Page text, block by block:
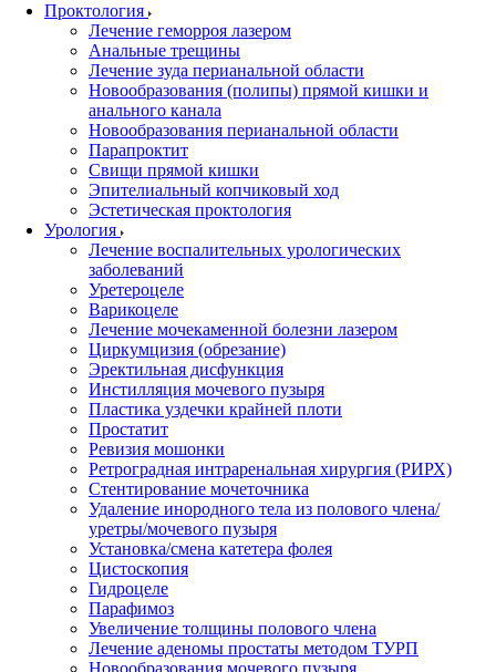
Проктология
Лечение геморроя лазером
Анальные трещины
Лечение зуда перианальной области
Новообразования (полипы) прямой кишки и
анального канала
Новообразования перианальной области
Парапроктит
Свищи прямой кишки
Эпителиальный копчиковый ход
Эстетическая проктология
Урология
Лечение воспалительных урологических
заболеваний
Уретероцеле
Варикоцеле
Лечение мочекаменной болезни лазером
Циркумцизия (обрезание)
Эректильная дисфункция
Инстилляция мочевого пузыря
Пластика уздечки крайней плоти
Простатит
Ревизия мошонки
Ретроградная интраренальная хирургия (РИРХ)
Стентирование мочеточника
Удаление инородного тела из полового члена/
уретры/мочевого пузыря
Установка/смена катетера фолея
Цистоскопия
Гидроцеле
Парафимоз
Увеличение толщины полового члена
Лечение аденомы простаты методом ТУРП